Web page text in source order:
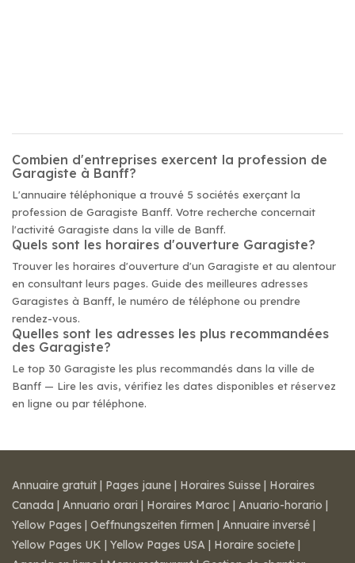
Combien d'entreprises exercent la profession de
Garagiste à Banff?
L'annuaire téléphonique a trouvé 5 sociétés exerçant la
profession de Garagiste Banff. Votre recherche concernait
l'activité Garagiste dans la ville de Banff.
Quels sont les horaires d'ouverture Garagiste?
Trouver les horaires d'ouverture d'un Garagiste et au alentour
en consultant leurs pages. Guide des meilleures adresses
Garagistes à Banff, le numéro de téléphone ou prendre
rendez-vous.
Quelles sont les adresses les plus recommandées
des Garagiste?
Le top 30 Garagiste les plus recommandés dans la ville de
Banff — Lire les avis, vérifiez les dates disponibles et réservez
en ligne ou par téléphone.
Annuaire gratuit | Pages jaune | Horaires Suisse | Horaires
Canada | Annuario orari | Horaires Maroc | Anuario-horario |
Yellow Pages | Oeffnungszeiten firmen | Annuaire inversé |
Yellow Pages UK | Yellow Pages USA | Horaire societe |